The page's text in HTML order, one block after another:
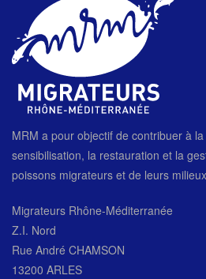
MRM a pour objectif de contribuer à
sensibilisation, la restauration et la
poissons migrateurs et de leurs
Migrateurs Rhône-Méditerranée
Z.I. Nord
Rue André CHAMSON
13200 ARLES